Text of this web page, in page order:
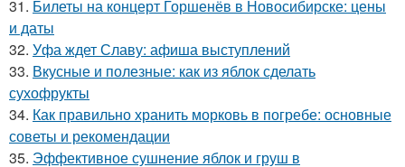
31. Билеты на концерт Горшенёв в Новосибирске: цены
и даты
32. Уфа ждет Славу: афиша выступлений
33. Вкусные и полезные: как из яблок сделать
сухофрукты
34. Как правильно хранить морковь в погребе: основные
советы и рекомендации
35. Эффективное сушнение яблок и груш в